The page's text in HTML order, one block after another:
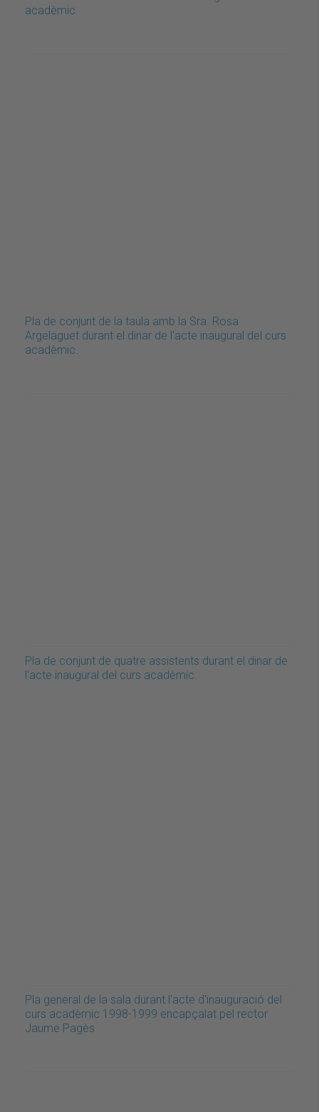
acadèmic.
Pla de conjunt de la taula amb la Sra. Rosa
Argelaguet durant el dinar de l'acte inaugural del curs
acadèmic.
Pla de conjunt de quatre assistents durant el dinar de
l'acte inaugural del curs acadèmic.
Pla general de la sala durant l'acte d'inauguració del
curs acadèmic 1998-1999 encapçalat pel rector
Jaume Pagès